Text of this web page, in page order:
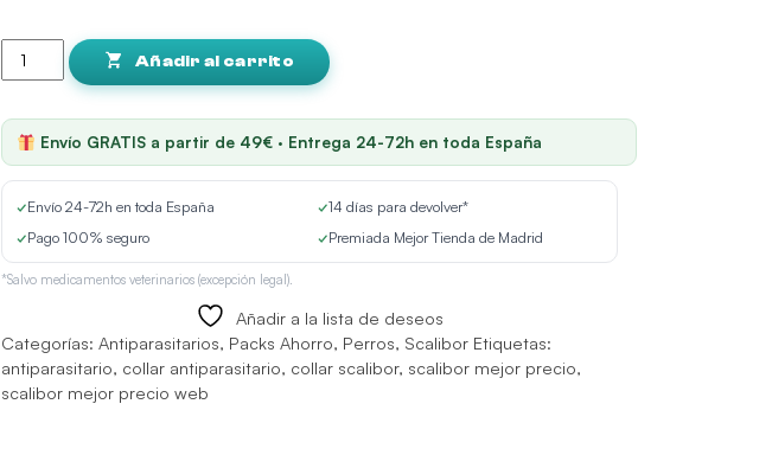
48cm
pack
6
uds.
cantidad
Añadir al carrito
Envío GRATIS a partir de 49€ · Entrega 24-72h en toda España
✓Envío 24-72h en toda España ✓14 días para devolver*
✓Pago 100% seguro ✓Premiada Mejor Tienda de Madrid
*Salvo medicamentos veterinarios (excepción legal).
Añadir a la lista de deseos
Categorías:Antiparasitarios, Packs Ahorro, Perros, Scalibor Etiquetas:
antiparasitario, collar antiparasitario, collar scalibor, scalibor mejor precio,
scalibor mejor precio web